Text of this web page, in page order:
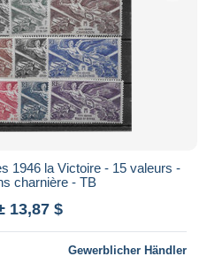
1946 la Victoire - 15 valeurs -
charnière - TB
13,87 $
Gewerblicher Händler